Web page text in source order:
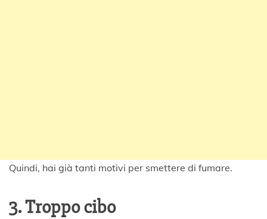
Quindi, hai già tanti motivi per smettere di fumare.
3. Troppo cibo